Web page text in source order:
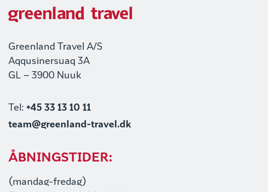
Greenland Travel A/S
Aqqusinersuaq 3A
GL – 3900 Nuuk
Tel: +45 33 13 10 11
team@greenland-travel.dk
ÅBNINGSTIDER:
(mandag-fredag)